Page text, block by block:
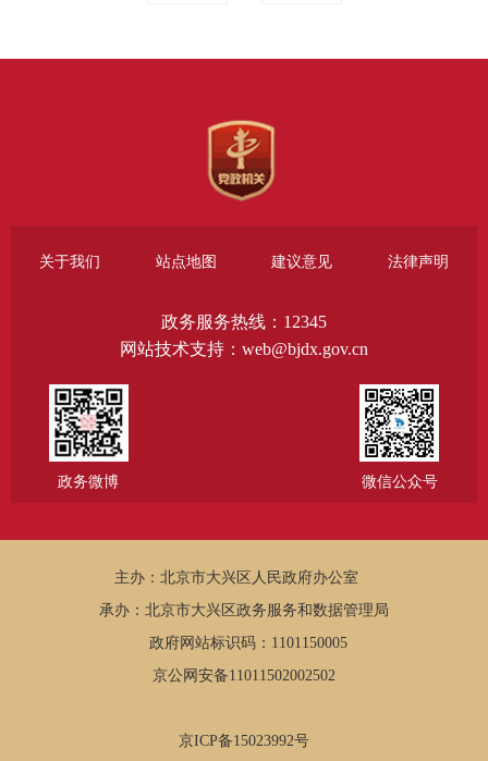
关于我们 站点地图 建议意见 法律声明
政务服务热线：12345
网站技术支持：web@bjdx.gov.cn
政务微博 微信公众号
主办：北京市大兴区人民政府办公室
承办：北京市大兴区政务服务和数据管理局
政府网站标识码：1101150005
京公网安备11011502002502
京ICP备15023992号